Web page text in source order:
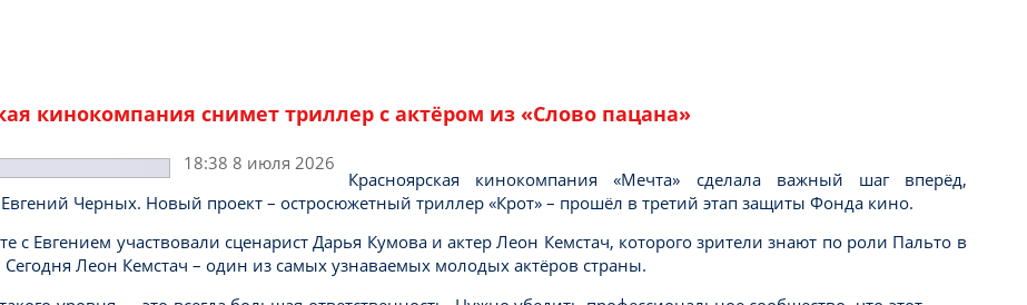
кинокомпания снимет триллер с актёром из «Слово пацана»
18:38 8 июля 2026
Красноярская кинокомпания «Мечта» сделала важный шаг вперёд,
Черных. Новый проект – остросюжетный триллер «Крот» – прошёл в третий этап защиты Фонда кино.
с Евгением участвовали сценарист Дарья Кумова и актер Леон Кемстач, которого зрители знают по роли Пальто в
Сегодня Леон Кемстач – один из самых узнаваемых молодых актёров страны.